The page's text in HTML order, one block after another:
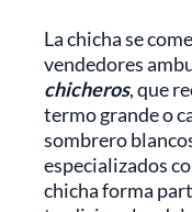
La chicha se
vendedores
chicheros, que
termo grande o
sombrero
especializados
chicha forma